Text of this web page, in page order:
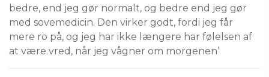
bedre, end jeg gør normalt, og bedre end jeg gør
med sovemedicin. Den virker godt, fordi jeg får
mere ro på, og jeg har ikke længere har følelsen af
at være vred, når jeg vågner om morgenen’